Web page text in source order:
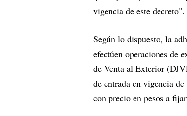
vigencia de este decreto".
Según lo dispuesto, la
efectúen operaciones de
de Venta al Exterior
de entrada en vigencia
con precio en pesos a